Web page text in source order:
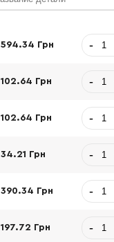
594.34 Грн -
102.64 Грн -
102.64 Грн -
34.21 Грн -
390.34 Грн -
197.72 Грн -